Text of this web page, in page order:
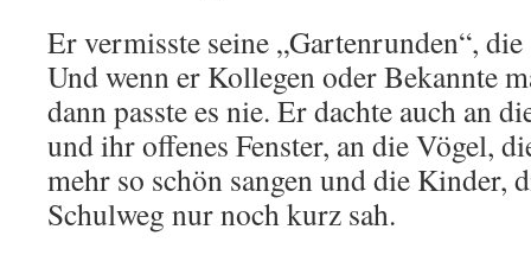
Er vermisste seine „Gartenrunden“,
Und wenn er Kollegen oder Bekannte
dann passte es nie. Er dachte auch an
und ihr offenes Fenster, an die Vögel,
mehr so schön sangen und die Kinder,
Schulweg nur noch kurz sah.